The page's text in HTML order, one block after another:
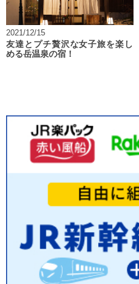
2021/12/15
友達とプチ贅沢な女子旅を楽し
める岳温泉の宿！